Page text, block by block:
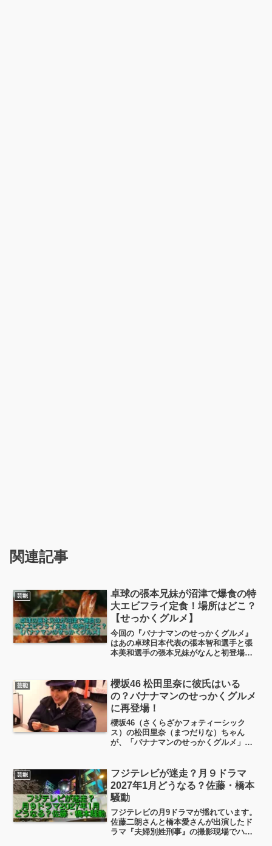
関連記事
芸能
卓球の張本兄妹が沼津で爆食の特
大エビフライ定食！場所はどこ？
【せっかくグルメ】
今回の『バナナマンのせっかくグルメ』
はあの卓球日本代表の張本智和選手と張
本美和選手の張本兄妹がなんと初登場で
ンキング4位（日本卓球協会）、張本美和
選手は女子シングルス世...
芸能
櫻坂46 松田里奈に彼氏はいる
の？バナナマンのせっかくグルメ
に再登場！
櫻坂46（さくらざかフォティーシック
ス）の松田里奈（まつだりな）ちゃん
が、「バナナマンのせっかくグルメ」に
と2024年6月、9月、そして2025年3月
と、この1年の間...
芸能
フジテレビが迷走？月９ドラマ
2027年1月どうなる？佐藤・橋本
騒動
フジテレビの月9ドラマが揺れています。
佐藤二朗さんと橋本愛さんが出演したド
ラマ『夫婦別姓刑事』の撮影現場でハラ